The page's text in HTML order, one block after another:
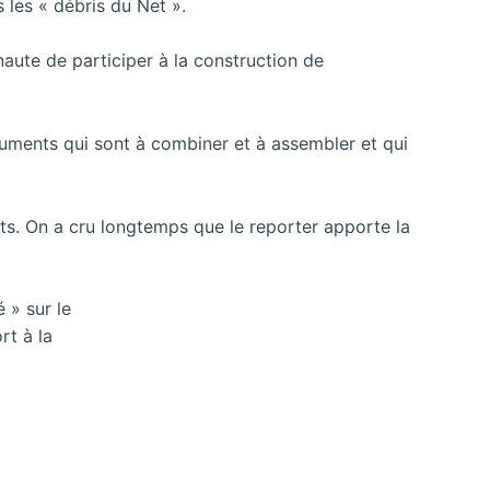
« débris du Net ».
de participer à la construction de
qui sont à combiner et à assembler et qui
On a cru longtemps que le reporter apporte la
» sur le
à la